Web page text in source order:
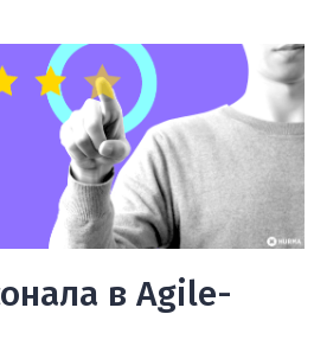
в Agile-